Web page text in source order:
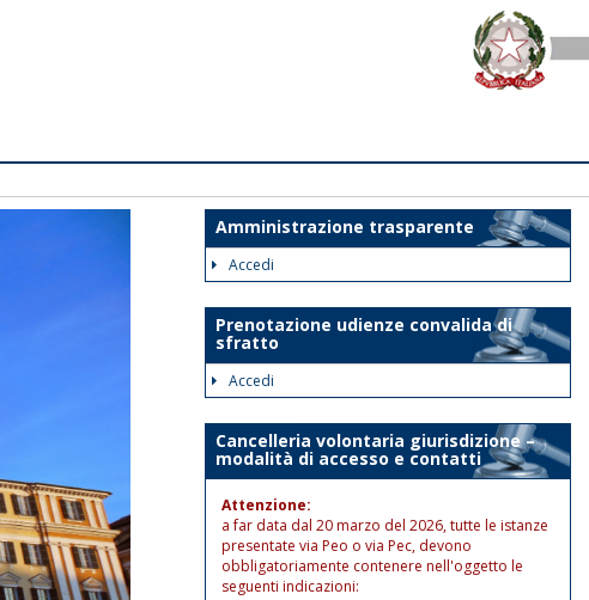
Amministrazione trasparente
Accedi
Prenotazione udienze convalida di
sfratto
Accedi
Cancelleria volontaria giurisdizione –
modalità di accesso e contatti
Attenzione:
a far data dal 20 marzo del 2026, tutte le istanze
presentate via Peo o via Pec, devono
obbligatoriamente contenere nell'oggetto le
seguenti indicazioni: